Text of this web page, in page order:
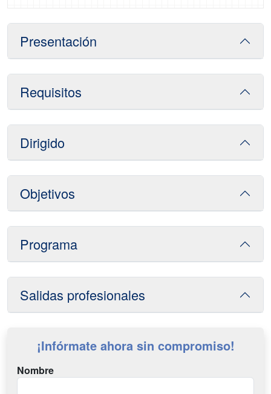
Presentación
Requisitos
Dirigido
Objetivos
Programa
Salidas profesionales
¡Infórmate ahora sin compromiso!
Nombre